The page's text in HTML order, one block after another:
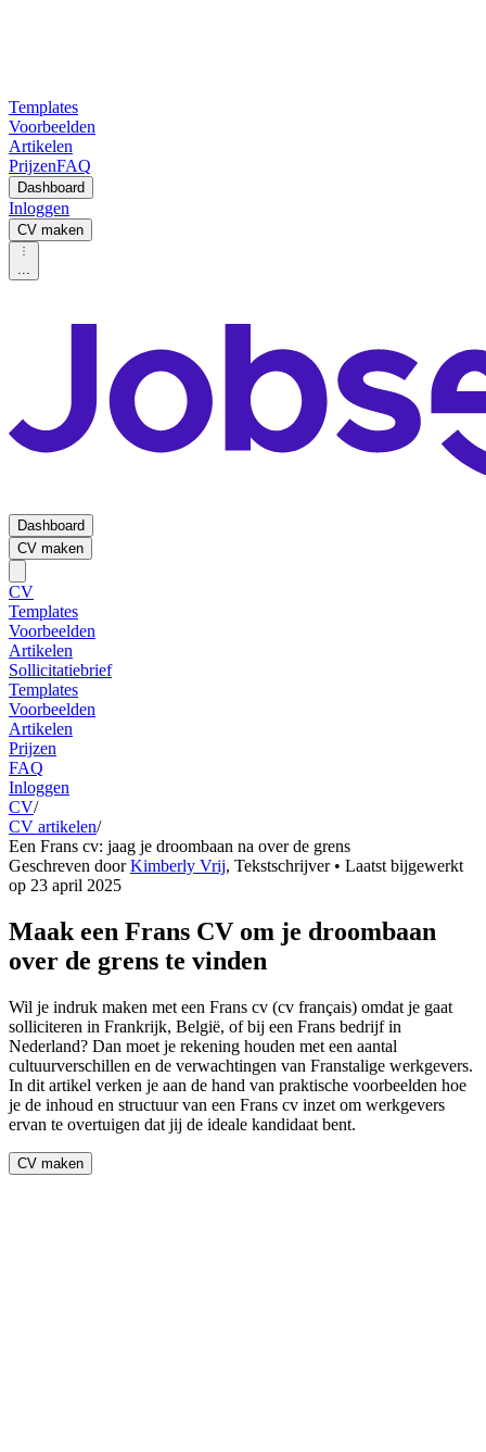
Templates
Voorbeelden
Artikelen
PrijzenFAQ
Dashboard
Inloggen
CV maken
...
Dashboard
CV maken
CV
Templates
Voorbeelden
Artikelen
Sollicitatiebrief
Templates
Voorbeelden
Artikelen
Prijzen
FAQ
Inloggen
CV/
CV artikelen/
Een Frans cv: jaag je droombaan na over de grens
Geschreven doorKimberly Vrij, Tekstschrijver• Laatst bijgewerkt
op 23 april 2025
Maak een Frans CV om je droombaan
over de grens te vinden
Wil je indruk maken met een Frans cv (cv français) omdat je gaat
solliciteren in Frankrijk, België, of bij een Frans bedrijf in
Nederland? Dan moet je rekening houden met een aantal
cultuurverschillen en de verwachtingen van Franstalige werkgevers.
In dit artikel verken je aan de hand van praktische voorbeelden hoe
je de inhoud en structuur van een Frans cv inzet om werkgevers
ervan te overtuigen dat jij de ideale kandidaat bent.
CV maken